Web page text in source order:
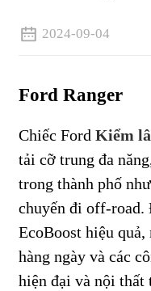
2024-09-04
Ford Ranger
Chiếc Ford Kiểm
tải cỡ trung đa
trong thành phố
chuyến đi off-
EcoBoost hiệu
hàng ngày và các
hiện đại và nội thất